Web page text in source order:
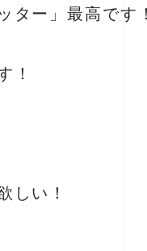
ター」最高です
！
しい！